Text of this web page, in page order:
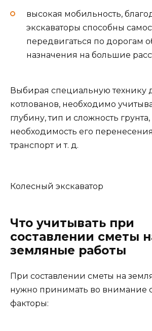
высокая мобильность,
экскаваторы способны
передвигаться по дорогам
назначения на большие
Выбирая специальную технику
котлованов, необходимо
глубину, тип и сложность грунта,
необходимость его
транспорт и т. д.
Колесный экскаватор
Что учитывать при
составлении сметы
земляные работы
При составлении сметы на
нужно принимать во внимание
факторы: